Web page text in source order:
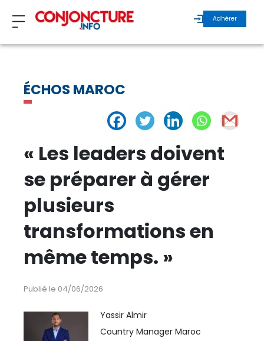
Adhérer
INVITÉS
REGARDS D’EXPERTS
ÉCHOS DURABLES
ÉCHOS MAROC
« Les leaders doivent
se préparer à gérer
plusieurs
transformations en
même temps. »
Publié le 04/06/2026
Yassir Almir
Country Manager Maroc